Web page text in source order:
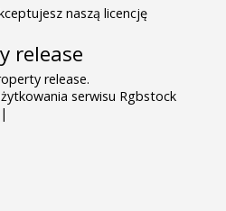
naszą licencję
release
release.
serwisu Rgbstock
|